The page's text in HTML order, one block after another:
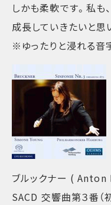
しかも柔軟です。私も
成長していきたいと思
※ゆったりと浸れる音
ブルックナー (
SACD 交響曲第３番（